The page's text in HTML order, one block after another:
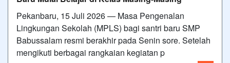
Pekanbaru, 15 Juli 2026 — Masa Pengenalan
Lingkungan Sekolah (MPLS) bagi santri baru SMP
Babussalam resmi berakhir pada Senin sore. Setelah
mengikuti berbagai rangkaian kegiatan p